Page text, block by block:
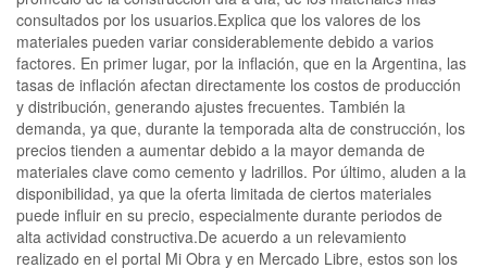
consultados por los usuarios.Explica que los valores de los
materiales pueden variar considerablemente debido a varios
factores. En primer lugar, por la inflación, que en la Argentina, las
tasas de inflación afectan directamente los costos de producción
y distribución, generando ajustes frecuentes. También la
demanda, ya que, durante la temporada alta de construcción, los
precios tienden a aumentar debido a la mayor demanda de
materiales clave como cemento y ladrillos. Por último, aluden a la
disponibilidad, ya que la oferta limitada de ciertos materiales
puede influir en su precio, especialmente durante periodos de
alta actividad constructiva.De acuerdo a un relevamiento
realizado en el portal Mi Obra y en Mercado Libre, estos son los